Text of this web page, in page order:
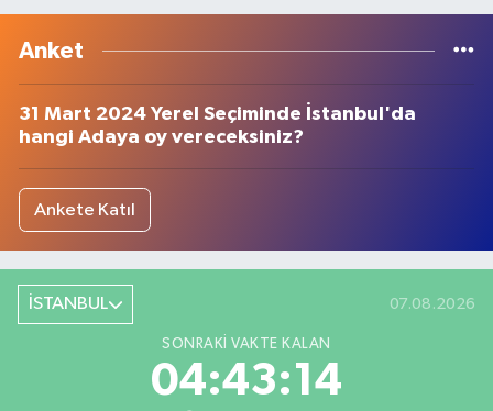
Anket
31 Mart 2024 Yerel Seçiminde İstanbul'da
hangi Adaya oy vereceksiniz?
Ankete Katıl
İSTANBUL 07.08.2026
SONRAKI VAKTE KALAN
04:43:14